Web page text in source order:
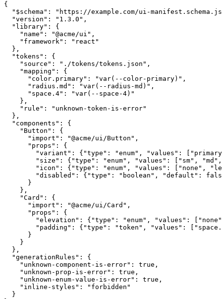
{
"$schema": "https://example.com/ui-
  "version": "1.3.0",
  "library": {
    "name": "@acme/ui",
    "framework": "react"
  },
  "tokens": {
    "source": "./tokens/tokens.json",
    "mapping": {
      "color.primary": "var(--color-primary)",
      "radius.md": "var(--radius-md)",
      "space.4": "var(--space-4)"
    },
    "rule": "unknown-token-is-error"
  },
  "components": {
    "Button": {
      "import": "@acme/ui/Button",
      "props": {
"variant": {"type": "enum", "values":
"size": {"type": "enum", "values": ["sm",
"icon": {"type": "enum", "values": ["none",
"disabled": {"type": "boolean", "default":
      }
    },
    "Card": {
      "import": "@acme/ui/Card",
      "props": {
"elevation": {"type": "enum", "values":
"padding": {"type": "token", "values":
      }
    }
  },
  "generationRules": {
    "unknown-component-is-error": true,
    "unknown-prop-is-error": true,
    "unknown-enum-value-is-error": true,
    "inline-styles": "forbidden"
  }